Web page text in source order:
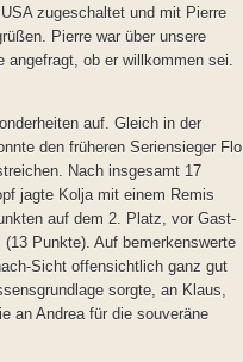
zugeschaltet und mit Pierre
Pierre war über unsere
angefragt, ob er willkommen sei.
auf. Gleich in der
den früheren Seriensieger Flo
Nach insgesamt 17
jagte Kolja mit einem Remis
auf dem 2. Platz, vor Gast-
Punkte). Auf bemerkenswerte
Sicht offensichtlich ganz gut
sorgte, an Klaus,
an Andrea für die souveräne